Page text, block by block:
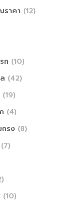
ราคา (12)
ก (10)
(42)
(19)
(4)
รง (8)
(7)
(10)